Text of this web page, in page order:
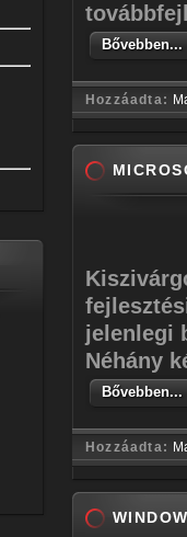
Bővebben...
Hozzáadta:
jelenlegi
Néhány
Bővebben...
Hozzáadta: